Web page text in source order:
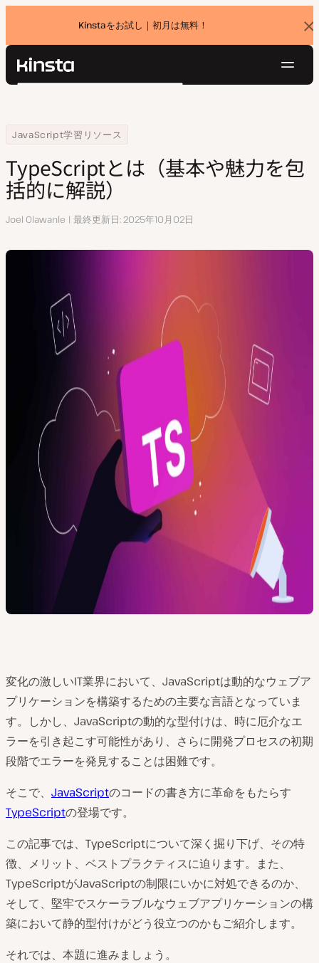
Kinstaをお試し｜初月は無料！
バ
ナ
Kinsta®
ョ
価格設定
お問い合わせ
検
Home
リソースセンター
JavaScript学習リソース
TypeScriptとは（基本や魅力を包括的に解説）
TypeScriptとは（基本や魅力を包
括的に解説）
執
Joel Olawanle 最終更新日 2025年10月02日
変化の激しいIT業界において、JavaScriptは動的なウェブア
プリケーションを構築するための主要な言語となっていま
す。しかし、JavaScriptの動的な型付けは、時に厄介なエ
ラーを引き起こす可能性があり、さらに開発プロセスの初期
段階でエラーを発見することは困難です。
そこで、 JavaScriptのコードの書き方に革命をもたらす
TypeScriptの登場です。
この記事では、TypeScriptについて深く掘り下げ、その特
徴、メリット、ベストプラクティスに迫ります。また、
TypeScriptがJavaScriptの制限にいかに対処できるのか、
そして、堅牢でスケーラブルなウェブアプリケーションの構
築において静的型付けがどう役立つのかもご紹介します。
それでは、本題に進みましょう。